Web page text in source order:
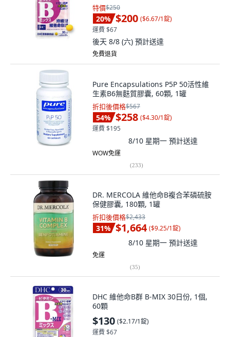
特價$250
20% $200 ($6.67/1錠)
運費 $67
後天 8/8 (六) 預計送達
免費退貨
Pure Encapsulations P5P 50活性維
生素B6無麩質膠囊, 60顆, 1罐
折扣後價格$567
54% $258 ($4.30/1錠)
運費 $195
8/10 星期一 預計送達
WOW免運
(233)
DR. MERCOLA 維他命B複合苯磷硫胺
保健膠囊, 180顆, 1罐
折扣後價格$2,433
31% $1,664 ($9.25/1錠)
8/10 星期一 預計送達
免運
(35)
DHC 維他命B群 B-MIX 30日份, 1個,
60顆
$130 ($2.17/1錠)
運費 $67